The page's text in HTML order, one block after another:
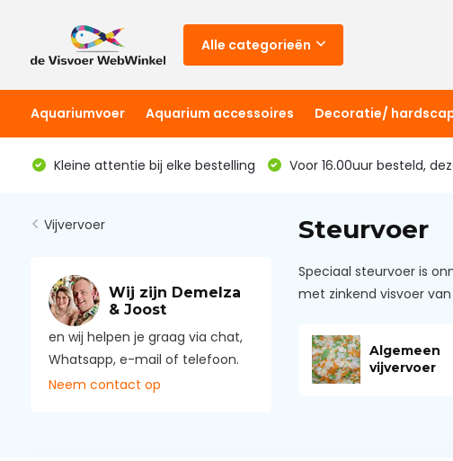
Alle categorieën
Aquariumvoer Aquarium accessoires Decoratie/
Kleine attentie bij elke bestelling Voor 16.00uur besteld,
Vijvervoer
Wij zijn Demelza
& Joost
en wij helpen je graag via chat,
Whatsapp, e-mail of telefoon.
Neem contact op
Steurvoer
Speciaal steurvoer is
met zinkend visvoer
Algemeen
vijvervoer